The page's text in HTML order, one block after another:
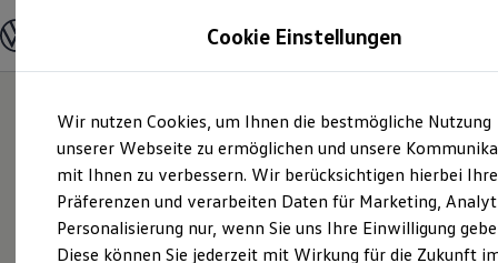
Hauptinhalt
springen
Footer
springen
Modelle und Konfigurator
Modelle vergleichen
Elektroautos
ENERGY Sondermodelle
Nutzfahrzeuge
SUV und CUV
Familienautos
Kombis
Kompaktwagen
Cookie Einstellungen
Wir nutzen Cookies, um Ihnen die bestmögliche Nutzung
unserer Webseite zu ermöglichen und unsere
mit Ihnen zu verbessern. Wir berücksichtigen hierbei Ihre
Präferenzen und verarbeiten Daten für Marketing,
Personalisierung nur, wenn Sie uns Ihre Einwilligung
Diese können Sie jederzeit mit Wirkung für die Zukunft